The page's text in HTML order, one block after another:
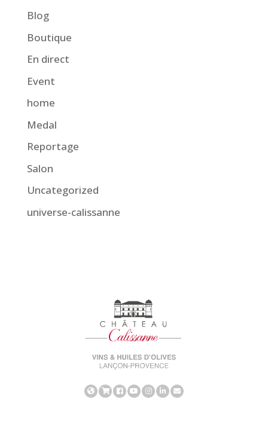
Blog
Boutique
En direct
Event
home
Medal
Reportage
Salon
Uncategorized
universe-calissanne